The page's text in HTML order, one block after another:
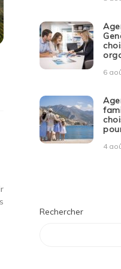
6
4
Rechercher